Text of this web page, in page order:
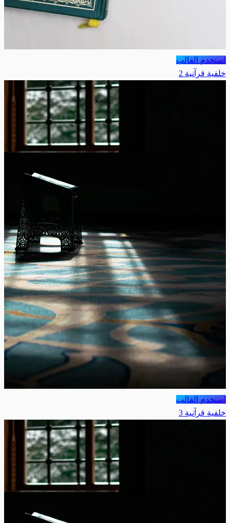
استخدم القالب
خلفية قرآنية 2
استخدم القالب
خلفية قرآنية 3